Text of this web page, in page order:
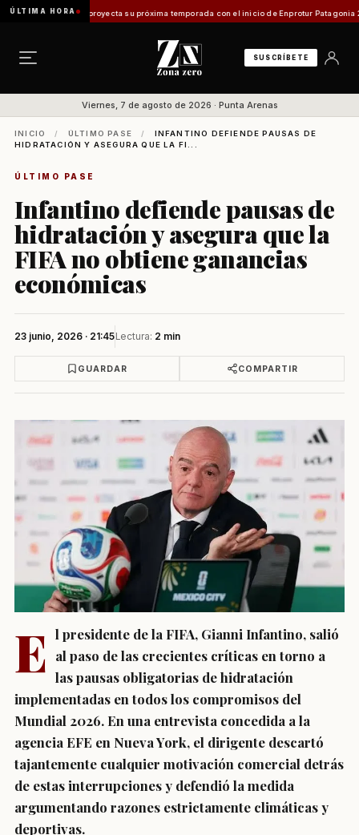
ÚLTIMA HORA
Magallanes proyecta su próxima temporada con el inicio de Enprotur Patagonia 2026
SUSCRÍBETE
Viernes, 7 de agosto de 2026 · Punta Arenas
INICIO / ÚLTIMO PASE /
INFANTINO DEFIENDE PAUSAS DE
HIDRATACIÓN Y ASEGURA QUE LA FI...
ÚLTIMO PASE
Infantino defiende pausas de
hidratación y asegura que la
FIFA no obtiene ganancias
económicas
23 junio, 2026 · 21:45Lectura: 2 min
GUARDAR COMPARTIR
E l presidente de la FIFA, Gianni Infantino, salió
al paso de las crecientes críticas en torno a
las pausas obligatorias de hidratación
implementadas en todos los compromisos del
Mundial 2026. En una entrevista concedida a la
agencia EFE en Nueva York, el dirigente descartó
tajantemente cualquier motivación comercial detrás
de estas interrupciones y defendió la medida
argumentando razones estrictamente climáticas y
deportivas.